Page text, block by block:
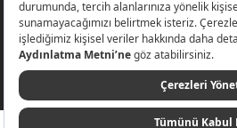
Websitesinde kullanılan bazı görseller
Karaca.com © 2026 - Karaca Züccaciye